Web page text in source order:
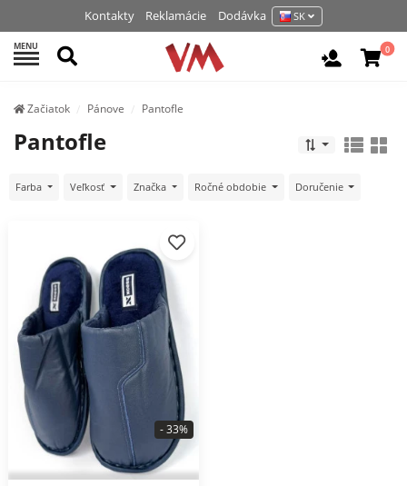
Kontakty Reklamácie Dodávka SK
MENU Hľadať Vchod /
0
Začiatok Pánove Pantofle
Pantofle
Farba Veľkosť Značka Ročné obdobie Doručenie
- 33%